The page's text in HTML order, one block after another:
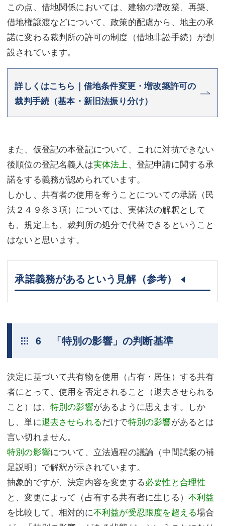
この点、借地関係においては、建物の増改築、再築、
借地権譲渡などについて、政策的配慮から、地主の承
諾に変わる裁判所の許可の制度（借地非訟手続）が創
設されています。
詳しくはこちら｜借地条件変更・増改築許可の
裁判手続（基本・新旧法振り分け）
また、仮登記の本登記について、これに対抗できない
後順位の登記名義人は実体法上、登記申請に関する承
諾をする義務が認められています。
しかし、共有者の使用を奪うことについての承諾（民
法２４９条３項）については、実体法の解釈として
も、規定上も、裁判所の処分で代替できるということ
はないと思います。
承諾義務があるという見解（参考）
6 「特別の影響」の判断基準
決定に基づいて共有物を使用（占有・居住）する共有
者にとって、使用を否定されること（退去させられる
こと）は、 特別の影響があるように思えます。しか
し、単に退去させられるだけで特別の影響があるとは
言い切れません。
特別の影響について、立法過程の議論（中間試案の補
足説明）で解釈が示されています。
抽象的ですが、決定内容を変更する必要性と合理性
と、変更によって（占有する共有者に生じる） 不利益
を比較して、相対的に不利益が受忍限度を超える場合